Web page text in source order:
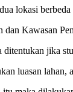
lokasi
dan Kawasan
jika
luasan lahan,